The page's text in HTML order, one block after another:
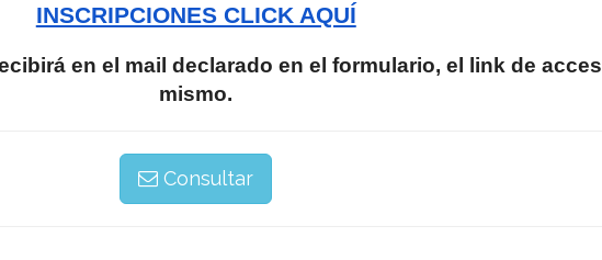
INSCRIPCIONES CLICK AQUÍ
en el mail declarado en el formulario, el link de
mismo.
Consultar